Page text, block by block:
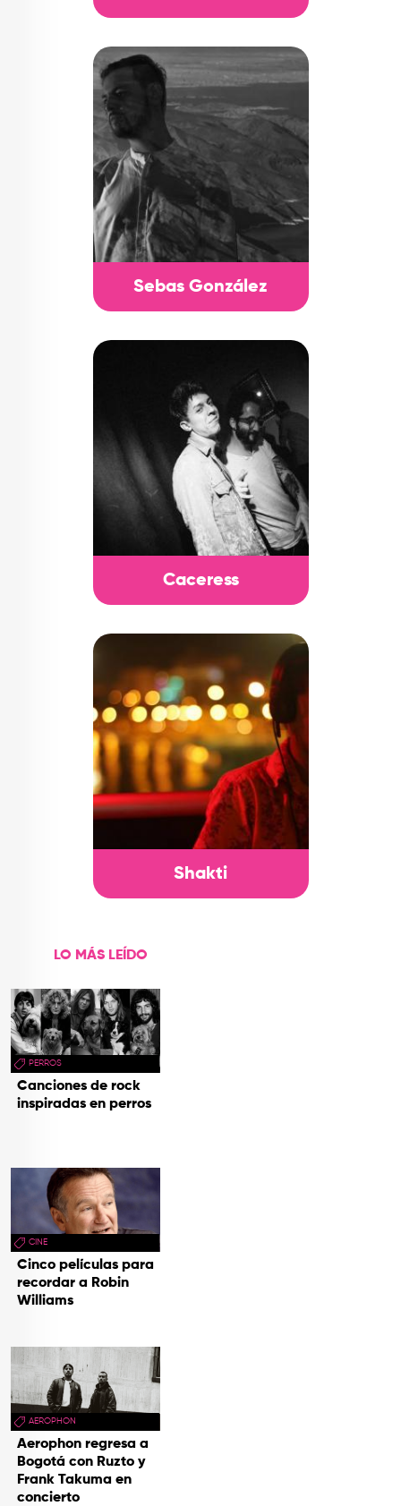
Sebas González
Caceress
Shakti
LO MÁS LEÍDO
PERROS
Canciones de rock
inspiradas en perros
CINE
Cinco películas para
recordar a Robin
Williams
AEROPHON
Aerophon regresa a
Bogotá con Ruzto y
Frank Takuma en
concierto